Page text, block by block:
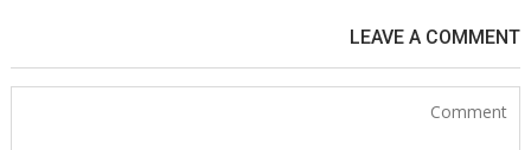
LEAVE A COMMENT